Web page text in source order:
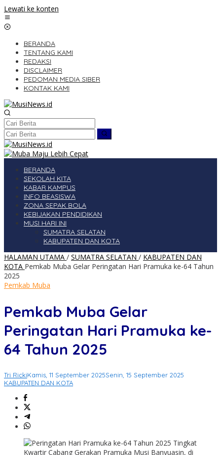
Lewati ke konten
BERANDA
TENTANG KAMI
REDAKSI
DISCLAIMER
PEDOMAN MEDIA SIBER
KONTAK KAMI
BERANDA
SEKOLAH KITA
KABAR KAMPUS
INFO BEASISWA
ZONA SEPAK BOLA
KEBIJAKAN PENDIDIKAN
MUSI HARI INI
SUMATRA SELATAN
KABUPATEN DAN KOTA
HALAMAN UTAMA / SUMATRA SELATAN / KABUPATEN DAN
KOTA Pemkab Muba Gelar Peringatan Hari Pramuka ke-64 Tahun
2025
Pemkab Muba
Pemkab Muba Gelar
Peringatan Hari Pramuka ke-
64 Tahun 2025
Tri RickiKamis, 11 September 2025Senin, 15 September 2025
KABUPATEN DAN KOTA